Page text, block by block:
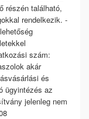
részén található,
rendelkezik. -
szám:
akár
és
ügyintézés az
jelenleg nem